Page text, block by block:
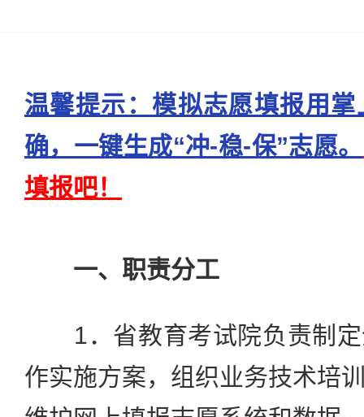
温馨提示：模拟志愿填报用
确，一键生成“冲-稳-保”志愿。
填报吧！
一、职责分工
1．省教育考试院负责制定
作实施方案，组织业务技术培